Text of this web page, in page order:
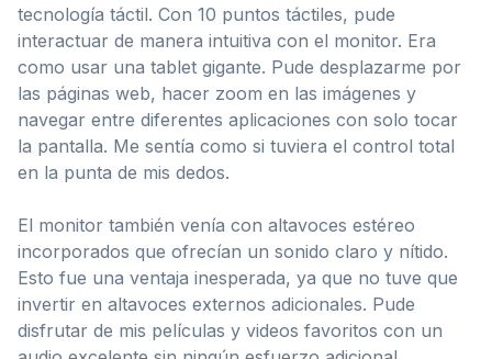
tecnología táctil. Con 10 puntos táctiles, pude
interactuar de manera intuitiva con el monitor. Era
como usar una tablet gigante. Pude desplazarme por
las páginas web, hacer zoom en las imágenes y
navegar entre diferentes aplicaciones con solo tocar
la pantalla. Me sentía como si tuviera el control total
en la punta de mis dedos.
El monitor también venía con altavoces estéreo
incorporados que ofrecían un sonido claro y nítido.
Esto fue una ventaja inesperada, ya que no tuve que
invertir en altavoces externos adicionales. Pude
disfrutar de mis películas y videos favoritos con un